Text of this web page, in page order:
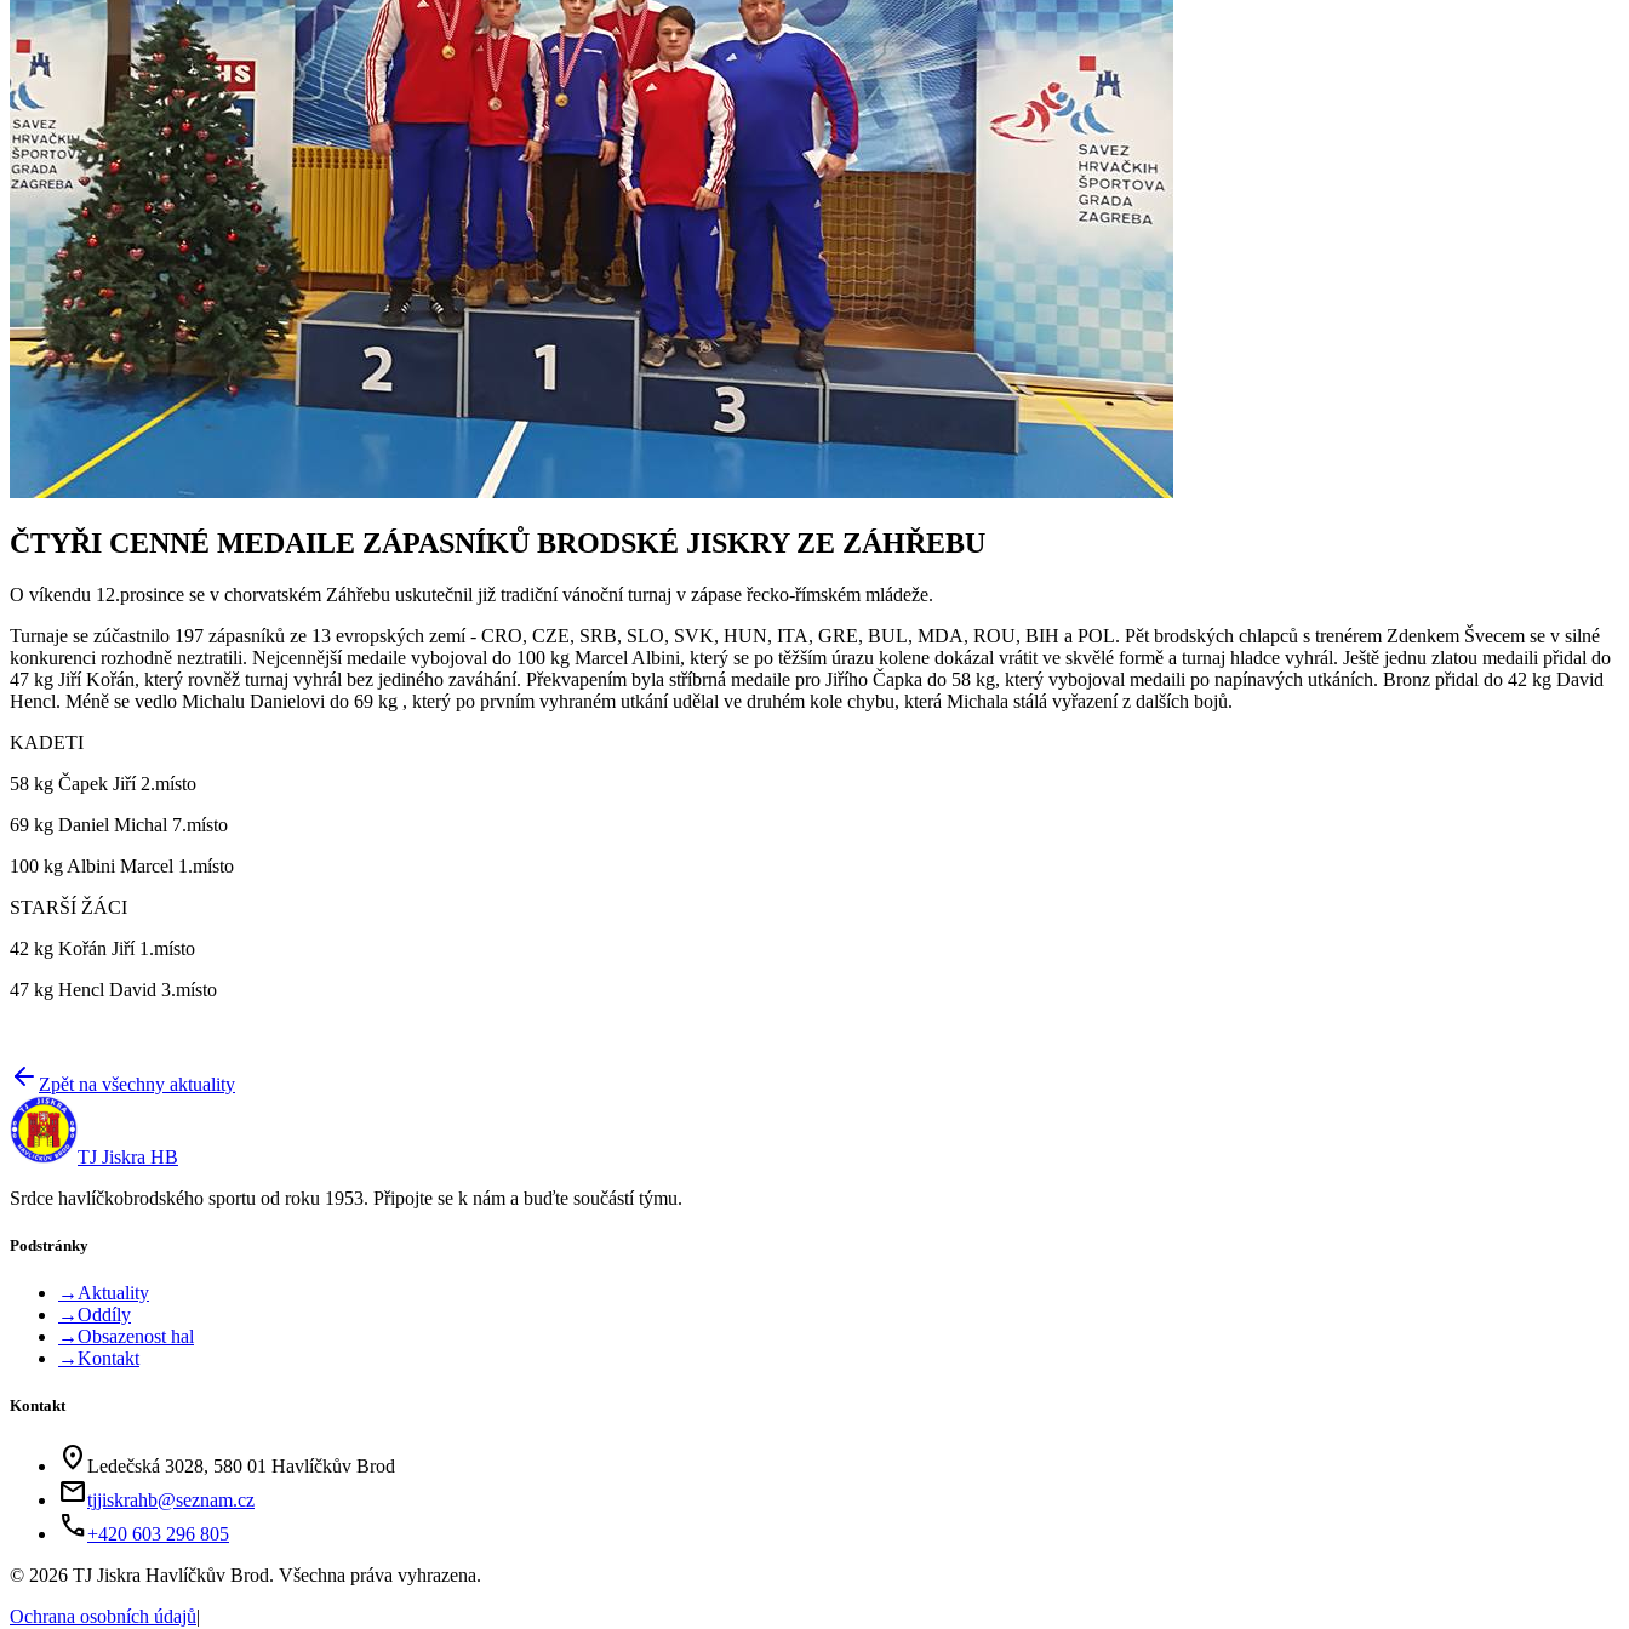
ČTYŘI CENNÉ MEDAILE ZÁPASNÍKŮ BRODSKÉ JISKRY ZE ZÁHŘEBU
O víkendu 12.prosince se v chorvatském Záhřebu uskutečnil již tradiční vánoční turnaj v zápase řecko-římském mládeže.
Turnaje se zúčastnilo 197 zápasníků ze 13 evropských zemí - CRO, CZE, SRB, SLO, SVK, HUN, ITA, GRE, BUL, MDA, ROU, BIH a POL. Pět brodských chlapců s trenérem Zdenkem Švecem se v silné
konkurenci rozhodně neztratili. Nejcennější medaile vybojoval do 100 kg Marcel Albini, který se po těžším úrazu kolene dokázal vrátit ve skvělé formě a turnaj hladce vyhrál. Ještě jednu zlatou medaili přidal do
47 kg Jiří Kořán, který rovněž turnaj vyhrál bez jediného zaváhání. Překvapením byla stříbrná medaile pro Jiřího Čapka do 58 kg, který vybojoval medaili po napínavých utkáních. Bronz přidal do 42 kg David
Hencl. Méně se vedlo Michalu Danielovi do 69 kg , který po prvním vyhraném utkání udělal ve druhém kole chybu, která Michala stálá vyřazení z dalších bojů.
KADETI
58 kg Čapek Jiří 2.místo
69 kg Daniel Michal 7.místo
100 kg Albini Marcel 1.místo
STARŠÍ ŽÁCI
42 kg Kořán Jiří 1.místo
47 kg Hencl David 3.místo
Zpět na všechny aktuality
TJ Jiskra HB
Srdce havlíčkobrodského sportu od roku 1953. Připojte se k nám a buďte součástí týmu.
Podstránky
→ Aktuality
→Oddíly
→Obsazenost hal
→Kontakt
Kontakt
location_on Ledečská 3028, 580 01 Havlíčkův Brod
mailtjjiskrahb@seznam.cz
phone+420 603 296 805
© 2026 TJ Jiskra Havlíčkův Brod. Všechna práva vyhrazena.
Ochrana osobních údajů|